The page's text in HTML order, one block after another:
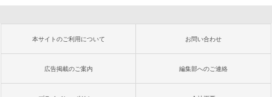
本サイトのご利用について お問い合わせ
広告掲載のご案内 編集部へのご連絡